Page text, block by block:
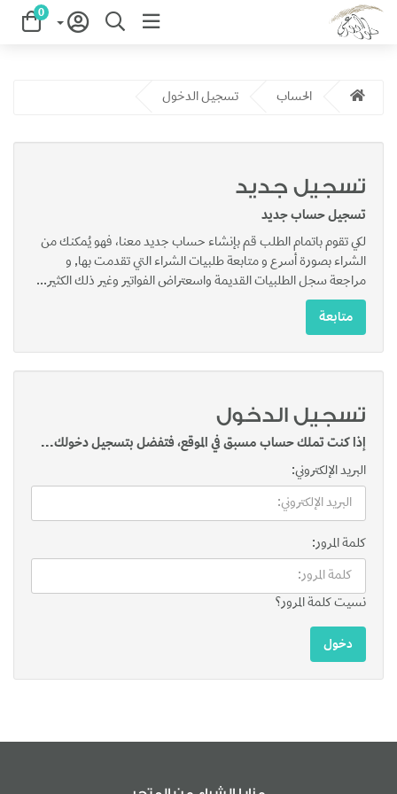
0
الحساب تسجيل الدخول
تسجيل جديد
تسجيل حساب جديد
لكي تقوم باتمام الطلب قم بإنشاء حساب جديد معنا، فهو يُمكنك من
الشراء بصورة أسرع و متابعة طلبيات الشراء التي تقدمت بها, و
مراجعة سجل الطلبيات القديمة واسعتراض الفواتير وغير ذلك الكثير...
متابعة
تسجيل الدخول
إذا كنت تملك حساب مسبق في الموقع، فتفضل بتسجيل دخولك...
البريد الإلكتروني:
كلمة المرور:
نسيت كلمة المرور؟